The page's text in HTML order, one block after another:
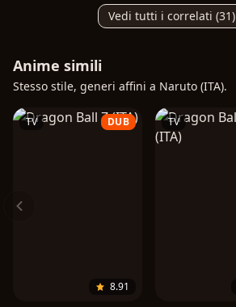
Vedi tutti i correlati (31)
Anime simili
Stesso stile, generi affini a Naruto (ITA).
TV DUB
8.91
TV